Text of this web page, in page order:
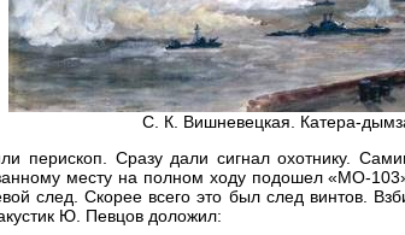
С. К. Вишневецкая. Катера-
перископ. Сразу дали сигнал охотнику.
месту на полном ходу подошел «МО-
след. Скорее всего это был след винтов.
Ю. Певцов доложил: